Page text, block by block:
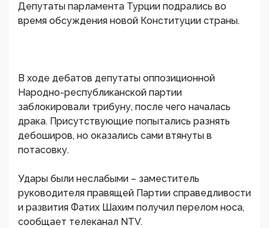
Депутаты парламента Турции подрались во
время обсуждения новой Конституции страны.
В ходе дебатов депутаты оппозиционной
Народно-республиканской партии
заблокировали трибуну, после чего началась
драка. Присутствующие попытались разнять
дебоширов, но оказались сами втянуты в
потасовку.
Удары были неслабыми – заместитель
руководителя правящей Партии справедливости
и развития Фатих Шахим получил перелом носа,
сообщает телеканал NTV.